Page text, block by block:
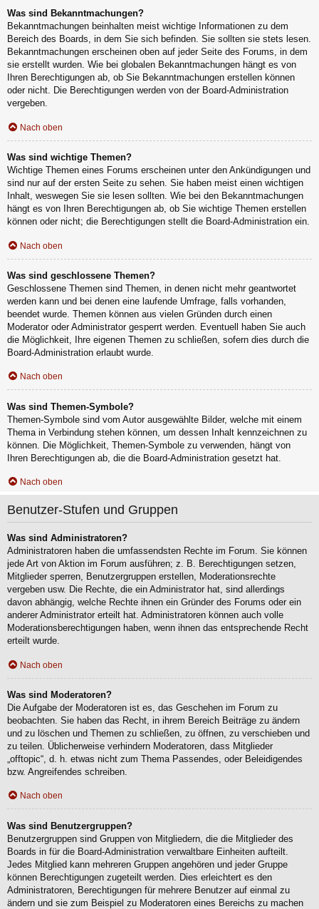
Was sind Bekanntmachungen?
Bekanntmachungen beinhalten meist wichtige Informationen zu dem
Bereich des Boards, in dem Sie sich befinden. Sie sollten sie stets lesen.
Bekanntmachungen erscheinen oben auf jeder Seite des Forums, in dem
sie erstellt wurden. Wie bei globalen Bekanntmachungen hängt es von
Ihren Berechtigungen ab, ob Sie Bekanntmachungen erstellen können
oder nicht. Die Berechtigungen werden von der Board-Administration
vergeben.
Nach oben
Was sind wichtige Themen?
Wichtige Themen eines Forums erscheinen unter den Ankündigungen und
sind nur auf der ersten Seite zu sehen. Sie haben meist einen wichtigen
Inhalt, weswegen Sie sie lesen sollten. Wie bei den Bekanntmachungen
hängt es von Ihren Berechtigungen ab, ob Sie wichtige Themen erstellen
können oder nicht; die Berechtigungen stellt die Board-Administration ein.
Nach oben
Was sind geschlossene Themen?
Geschlossene Themen sind Themen, in denen nicht mehr geantwortet
werden kann und bei denen eine laufende Umfrage, falls vorhanden,
beendet wurde. Themen können aus vielen Gründen durch einen
Moderator oder Administrator gesperrt werden. Eventuell haben Sie auch
die Möglichkeit, Ihre eigenen Themen zu schließen, sofern dies durch die
Board-Administration erlaubt wurde.
Nach oben
Was sind Themen-Symbole?
Themen-Symbole sind vom Autor ausgewählte Bilder, welche mit einem
Thema in Verbindung stehen können, um dessen Inhalt kennzeichnen zu
können. Die Möglichkeit, Themen-Symbole zu verwenden, hängt von
Ihren Berechtigungen ab, die die Board-Administration gesetzt hat.
Nach oben
Benutzer-Stufen und Gruppen
Was sind Administratoren?
Administratoren haben die umfassendsten Rechte im Forum. Sie können
jede Art von Aktion im Forum ausführen; z. B. Berechtigungen setzen,
Mitglieder sperren, Benutzergruppen erstellen, Moderationsrechte
vergeben usw. Die Rechte, die ein Administrator hat, sind allerdings
davon abhängig, welche Rechte ihnen ein Gründer des Forums oder ein
anderer Administrator erteilt hat. Administratoren können auch volle
Moderationsberechtigungen haben, wenn ihnen das entsprechende Recht
erteilt wurde.
Nach oben
Was sind Moderatoren?
Die Aufgabe der Moderatoren ist es, das Geschehen im Forum zu
beobachten. Sie haben das Recht, in ihrem Bereich Beiträge zu ändern
und zu löschen und Themen zu schließen, zu öffnen, zu verschieben und
zu teilen. Üblicherweise verhindern Moderatoren, dass Mitglieder
„offtopic“, d. h. etwas nicht zum Thema Passendes, oder Beleidigendes
bzw. Angreifendes schreiben.
Nach oben
Was sind Benutzergruppen?
Benutzergruppen sind Gruppen von Mitgliedern, die die Mitglieder des
Boards in für die Board-Administration verwaltbare Einheiten aufteilt.
Jedes Mitglied kann mehreren Gruppen angehören und jeder Gruppe
können Berechtigungen zugeteilt werden. Dies erleichtert es den
Administratoren, Berechtigungen für mehrere Benutzer auf einmal zu
ändern und sie zum Beispiel zu Moderatoren eines Bereichs zu machen